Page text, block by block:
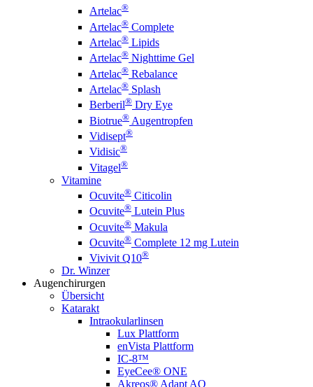
Artelac®
Artelac® Complete
Artelac® Lipids
Artelac® Nighttime Gel
Artelac® Rebalance
Artelac® Splash
Berberil® Dry Eye
Biotrue® Augentropfen
Vidisept®
Vidisic®
Vitagel®
Vitamine
Ocuvite® Citicolin
Ocuvite® Lutein Plus
Ocuvite® Makula
Ocuvite® Complete 12 mg Lutein
Vivivit Q10®
Dr. Winzer
Augenchirurgen
Übersicht
Katarakt
Intraokularlinsen
Lux Plattform
enVista Plattform
IC-8™
EyeCee® ONE
Akreos® Adapt AO